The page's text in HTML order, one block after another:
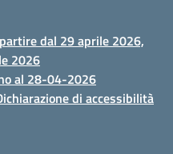
dal 29 aprile 2026,
2026
al 28-04-2026
di accessibilità